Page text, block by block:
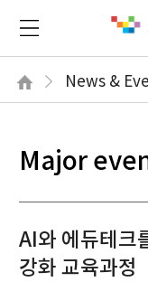
News &
Major
AI와 에듀테크
강화 교육과정